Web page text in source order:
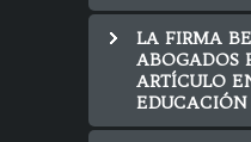
LA FIRMA
ABOGADOS
ARTÍCULO